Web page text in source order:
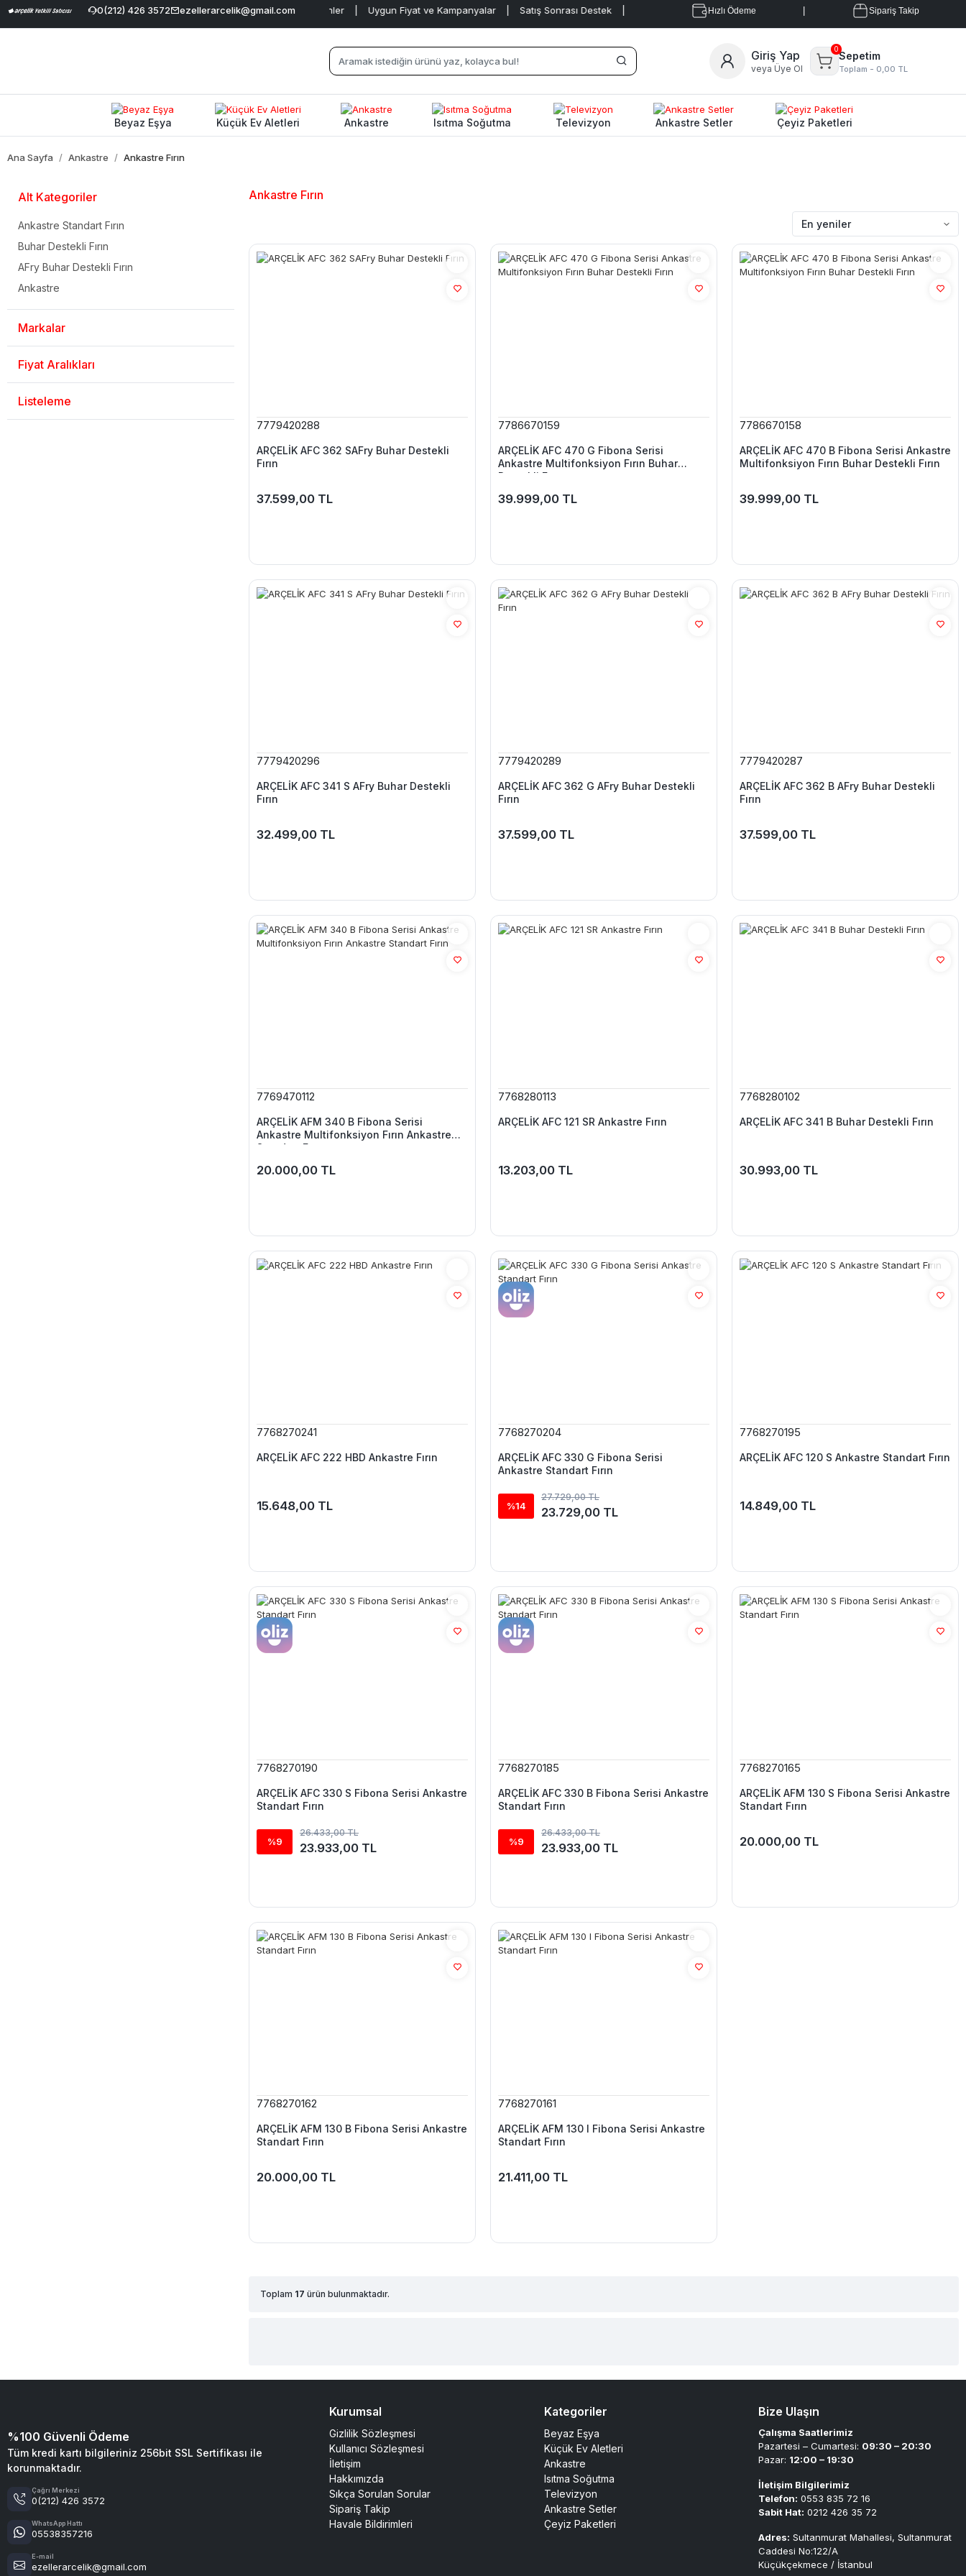
0(212) 426 3572 ezellerarcelik@gmail.com
| Geniş Ürün Yelpazesi | %100 Orijinal ve Garantili Ürünler Uygun Fiyat ve Kampanyalar | Satış Sonrası Destek | Hızlı Ödeme Sipariş Takip
Giriş Yap
veya Üye Ol
0
Sepetim
Toplam - 0,00 TL
Beyaz Eşya Küçük Ev Aletleri Ankastre Isıtma Soğutma Televizyon Ankastre Setler Çeyiz Paketleri
Ana Sayfa Ankastre Ankastre Fırın
Alt Kategoriler
Ankastre Standart Fırın
Buhar Destekli Fırın
AFry Buhar Destekli Fırın
Ankastre
Markalar
Fiyat Aralıkları
Listeleme
Ankastre Fırın
7779420288
ARÇELİK AFC 362 SAFry Buhar Destekli
Fırın
37.599,00 TL
7786670159
ARÇELİK AFC 470 G Fibona Serisi
Ankastre Multifonksiyon Fırın Buhar
Destekli Fırın
39.999,00 TL
7786670158
ARÇELİK AFC 470 B Fibona Serisi Ankastre
Multifonksiyon Fırın Buhar Destekli Fırın
39.999,00 TL
7779420296
ARÇELİK AFC 341 S AFry Buhar Destekli
Fırın
32.499,00 TL
7779420289
ARÇELİK AFC 362 G AFry Buhar Destekli
Fırın
37.599,00 TL
7779420287
ARÇELİK AFC 362 B AFry Buhar Destekli
Fırın
37.599,00 TL
7769470112
ARÇELİK AFM 340 B Fibona Serisi
Ankastre Multifonksiyon Fırın Ankastre
Standart Fırın
20.000,00 TL
7768280113
ARÇELİK AFC 121 SR Ankastre Fırın
13.203,00 TL
7768280102
ARÇELİK AFC 341 B Buhar Destekli Fırın
30.993,00 TL
7768270241
ARÇELİK AFC 222 HBD Ankastre Fırın
15.648,00 TL
7768270204
ARÇELİK AFC 330 G Fibona Serisi
Ankastre Standart Fırın
%14
27.729,00 TL
23.729,00 TL
7768270195
ARÇELİK AFC 120 S Ankastre Standart Fırın
14.849,00 TL
7768270190
ARÇELİK AFC 330 S Fibona Serisi Ankastre
Standart Fırın
%9
26.433,00 TL
23.933,00 TL
7768270185
ARÇELİK AFC 330 B Fibona Serisi Ankastre
Standart Fırın
%9
26.433,00 TL
23.933,00 TL
7768270165
ARÇELİK AFM 130 S Fibona Serisi Ankastre
Standart Fırın
20.000,00 TL
7768270162
ARÇELİK AFM 130 B Fibona Serisi Ankastre
Standart Fırın
20.000,00 TL
7768270161
ARÇELİK AFM 130 I Fibona Serisi Ankastre
Standart Fırın
21.411,00 TL
Toplam 17 ürün bulunmaktadır.
%100 Güvenli Ödeme
Tüm kredi kartı bilgileriniz 256bit SSL Sertifikası ile
korunmaktadır.
Çağrı Merkezi
0(212) 426 3572
WhatsApp Hattı
05538357216
E-mail
ezellerarcelik@gmail.com
Kurumsal
Gizlilik Sözleşmesi
Kullanıcı Sözleşmesi
İletişim
Hakkımızda
Sıkça Sorulan Sorular
Sipariş Takip
Havale Bildirimleri
Kategoriler
Beyaz Eşya
Küçük Ev Aletleri
Ankastre
Isıtma Soğutma
Televizyon
Ankastre Setler
Çeyiz Paketleri
Bize Ulaşın
Çalışma Saatlerimiz
Pazartesi – Cumartesi: 09:30 – 20:30
Pazar: 12:00 – 19:30
İletişim Bilgilerimiz
Telefon: 0553 835 72 16
Sabit Hat: 0212 426 35 72
Adres: Sultanmurat Mahallesi, Sultanmurat
Caddesi No:122/A
Küçükçekmece / İstanbul